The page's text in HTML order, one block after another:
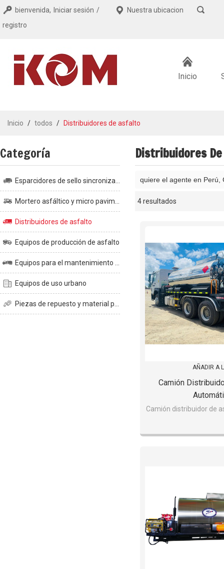
bienvenida, Iniciar sesión /
registro
Nuestra ubicacion
Inicio
Inicio / todos / Distribuidores de asfalto
Categoría
Distribuidores de asfalto
Equipos de producción de asfalto
Equipos de uso urbano
Distribuidores
quiere el agente en Perú,
4 resultados
escaparate
AÑADIR A
Camión
Camión distribuidor de